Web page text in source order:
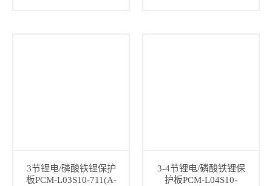
3节锂电/磷酸铁锂保护
板PCM-L03S10-711(A-
3-4节锂电/磷酸铁锂保
护板PCM-L04S10-